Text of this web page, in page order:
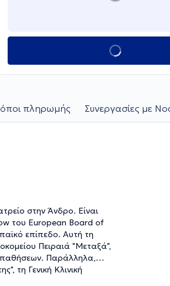
πληρωμής Συνεργασίες με
στην Άνδρο. Είναι
του European Board of
επίπεδο. Αυτή τη
Πειραιά "Μεταξά",
παθήσεων. Παράλληλα,